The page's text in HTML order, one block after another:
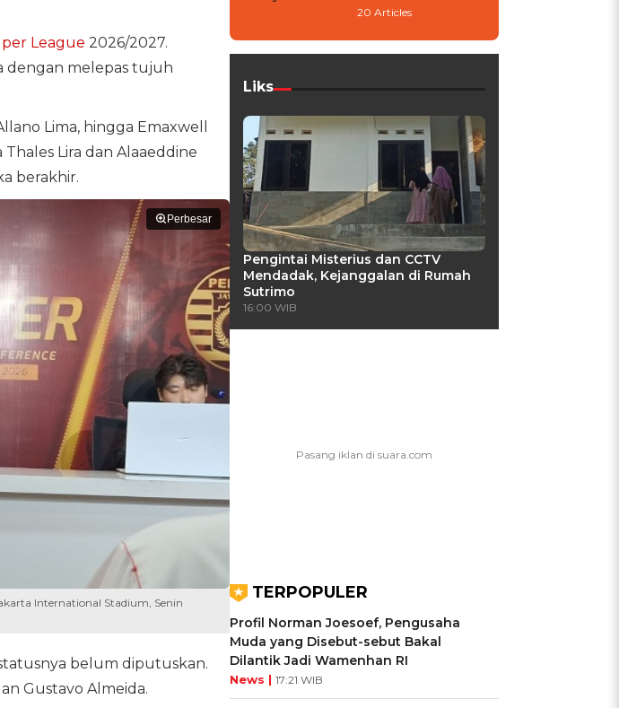
League 2026/2027.
dengan melepas tujuh
Lima, hingga Emaxwell
Lira dan Alaaeddine
berakhir.
Perbesar
International Stadium, Senin
belum diputuskan.
Gustavo Almeida.
20 Articles
Liks
Pengintai Misterius dan CCTV
Mendadak, Kejanggalan di Rumah
Sutrimo
16:00 WIB
TERPOPULER
Profil Norman Joesoef, Pengusaha
Muda yang Disebut-sebut Bakal
Dilantik Jadi Wamenhan RI
News | 17:21 WIB